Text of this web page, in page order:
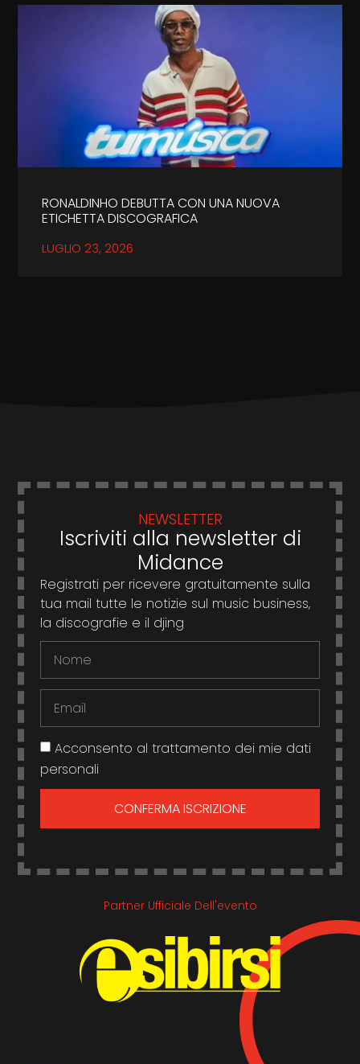
RONALDINHO DEBUTTA CON UNA NUOVA
ETICHETTA DISCOGRAFICA
LUGLIO 23, 2026
NEWSLETTER
Iscriviti alla newsletter di
Midance
Registrati per ricevere gratuitamente sulla
tua mail tutte le notizie sul music business,
la discografie e il djing
Acconsento al trattamento dei mie dati
personali
CONFERMA ISCRIZIONE
Partner Ufficiale Dell'evento